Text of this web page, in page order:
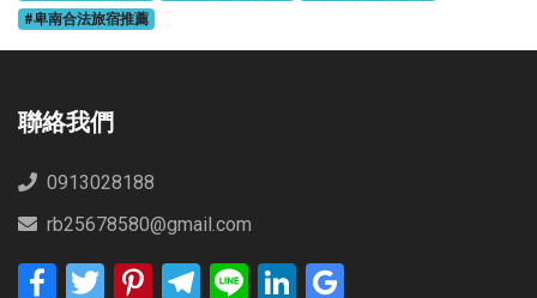
#卑南合法旅宿推薦
聯絡我們
0913028188
rb25678580@gmail.com
FacebookTwitter PinterestTelegram
Line LinkedIn